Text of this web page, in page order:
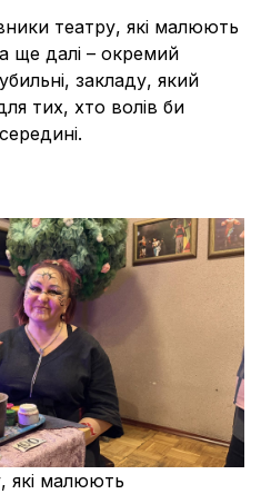
театру, які малюють
ще далі – окремий
закладу, який
тих, хто волів би
які малюють